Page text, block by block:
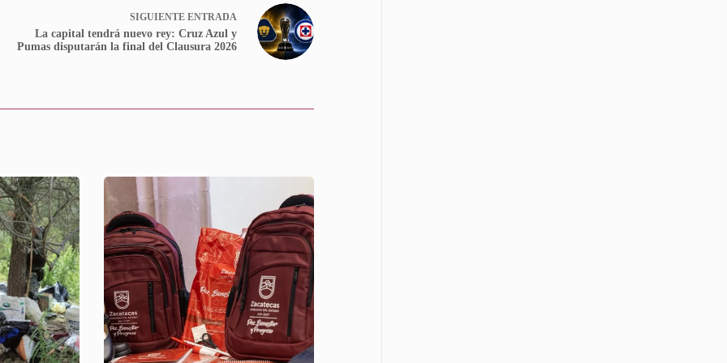
SIGUIENTE ENTRADA
La capital tendrá nuevo rey: Cruz Azul y
Pumas disputarán la final del Clausura 2026